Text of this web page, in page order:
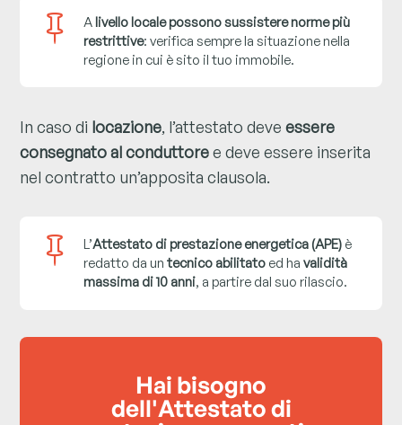
 Alivello locale possono sussistere norme più
restrittive: verifica sempre la situazione nella
regione in cui è sito il tuo immobile.
In caso di locazione, l’attestato deveessere
consegnato al conduttoree deve essere inserita
nel contratto un’apposita clausola.
 L’Attestato di prestazione energetica (APE) è
redatto da untecnico abilitato ed havalidità
massima di 10 anni, a partire dal suo rilascio.
Hai bisogno
dell'Attestato di